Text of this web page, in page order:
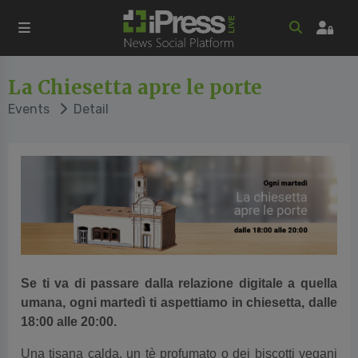
La Chiesetta apre le porte
Events Detail
Se ti va di passare dalla relazione digitale a quella
umana, ogni martedì ti aspettiamo in chiesetta, dalle
18:00 alle 20:00.
Una tisana calda, un tè profumato o dei biscotti vegani